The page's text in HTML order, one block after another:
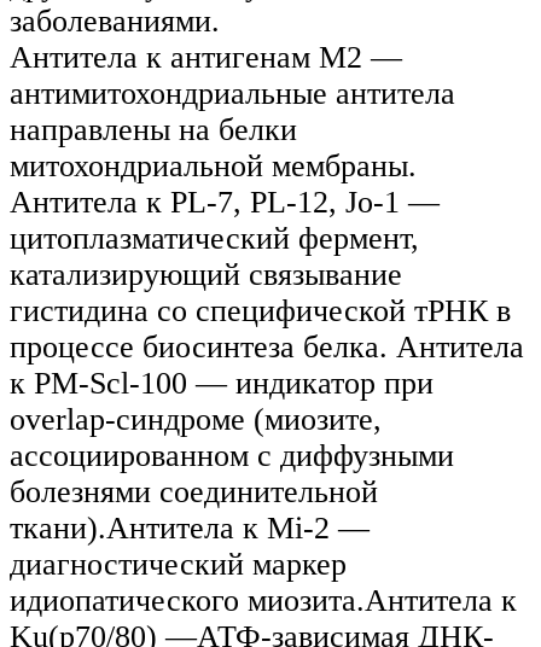
заболеваниями.
Антитела к антигенам M2 —
антимитохондриальные антитела
направлены на белки
митохондриальной мембраны.
Антитела к PL-7, PL-12, Jo-1 —
цитоплазматический фермент,
катализирующий связывание
гистидина со специфической тРНК в
процессе биосинтеза белка. Антитела
к PM-Scl-100 — индикатор при
overlap-синдроме (миозите,
ассоциированном с диффузными
болезнями соединительной
ткани).Антитела к Mi-2 —
диагностический маркер
идиопатического миозита.Антитела к
Ku(p70/80) —АТФ-зависимая ДНК-